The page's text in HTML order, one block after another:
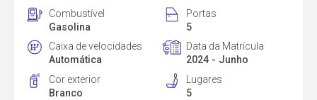
Combustível
Gasolina
Portas
5
Caixa de velocidades
Automática
Data da Matrícula
2024 - Junho
Cor exterior
Branco
Lugares
5